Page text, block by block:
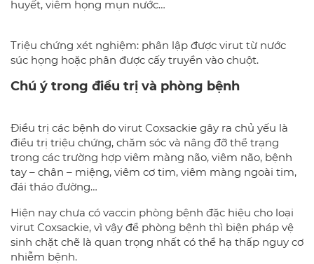
huyết, viêm họng mụn nước…
Triệu chứng xét nghiệm: phân lập được virut từ nước
súc họng hoặc phân được cấy truyền vào chuột.
Chú ý trong điều trị và phòng bệnh
Điều trị các bệnh do virut Coxsackie gây ra chủ yếu là
điều trị triệu chứng, chăm sóc và nâng đỡ thể trạng
trong các trường hợp viêm màng não, viêm não, bệnh
tay – chân – miệng, viêm cơ tim, viêm màng ngoài tim,
đái tháo đường…
Hiện nay chưa có vaccin phòng bệnh đặc hiệu cho loại
virut Coxsackie, vì vậy để phòng bệnh thì biện pháp vệ
sinh chặt chẽ là quan trọng nhất có thể hạ thấp nguy cơ
nhiễm bệnh.